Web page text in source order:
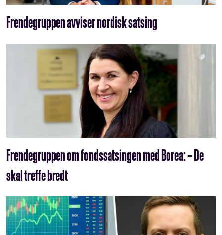
Frendegruppen avviser nordisk satsing
Frendegruppen om fondssatsingen med Borea: – De
skal treffe bredt